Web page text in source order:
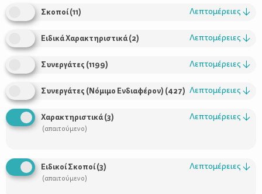
Τώρα! Ένα βιβλίο για ανυπόμονα παιδιά
Ο Άρτσι όπως όλα
άλλωστε τα παιδάκια, γιατί όχι και τα μικρά ζωάκια, είναι
ανυπόμονος. Θέλει όλα όσα σκέφτεται και αποφασίζει να κάνει,
να γίνονται αμέσως, τη στιγμή που εκείνος το ζητάει χωρίς
καμία καθυστέρηση. Και είναι τόσο πολλά αυτά που θέλει να
κάνει κάθε μέρα. Και, βέβαια, θέλει να τα κάνει... ΤΩΡΑ!
Σκοποί(11) Λεπτομέρειες ↓
Ειδικά Χαρακτηριστικά(2) Λεπτομέρειες ↓
Συνεργάτες (1199) Λεπτομέρειες ↓
Συνεργάτες (Νόμιμο Ενδιαφέρον) (427) Λεπτομέρειες ↓
Χαρακτηριστικά(3)
(απαιτούμενο)
Λεπτομέρειες ↓
Ειδικοί Σκοποί(3)
(απαιτούμενο)
Λεπτομέρειες ↓